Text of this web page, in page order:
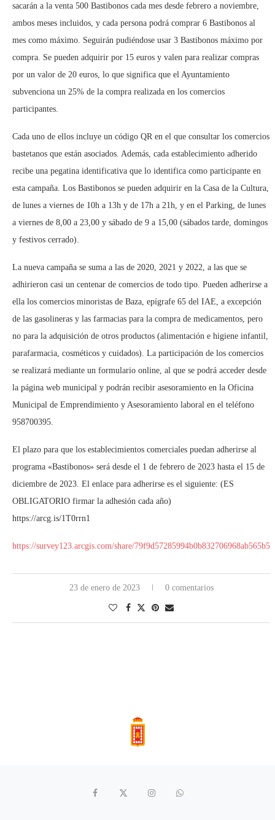
sacarán a la venta 500 Bastibonos cada mes desde febrero a noviembre,
ambos meses incluidos, y cada persona podrá comprar 6 Bastibonos al
mes como máximo. Seguirán pudiéndose usar 3 Bastibonos máximo por
compra. Se pueden adquirir por 15 euros y valen para realizar compras
por un valor de 20 euros, lo que significa que el Ayuntamiento
subvenciona un 25% de la compra realizada en los comercios
participantes.
Cada uno de ellos incluye un código QR en el que consultar los comercios
bastetanos que están asociados. Además, cada establecimiento adherido
recibe una pegatina identificativa que lo identifica como participante en
esta campaña. Los Bastibonos se pueden adquirir en la Casa de la Cultura,
de lunes a viernes de 10h a 13h y de 17h a 21h, y en el Parking, de lunes
a viernes de 8,00 a 23,00 y sábado de 9 a 15,00 (sábados tarde, domingos
y festivos cerrado).
La nueva campaña se suma a las de 2020, 2021 y 2022, a las que se
adhirieron casi un centenar de comercios de todo tipo. Pueden adherirse a
ella los comercios minoristas de Baza, epígrafe 65 del IAE, a excepción
de las gasolineras y las farmacias para la compra de medicamentos, pero
no para la adquisición de otros productos (alimentación e higiene infantil,
parafarmacia, cosméticos y cuidados). La participación de los comercios
se realizará mediante un formulario online, al que se podrá acceder desde
la página web municipal y podrán recibir asesoramiento en la Oficina
Municipal de Emprendimiento y Asesoramiento laboral en el teléfono
958700395.
El plazo para que los establecimientos comerciales puedan adherirse al
programa «Bastibonos» será desde el 1 de febrero de 2023 hasta el 15 de
diciembre de 2023. El enlace para adherirse es el siguiente: (ES
OBLIGATORIO firmar la adhesión cada año)
https://arcg.is/1T0rrn1
https://survey123.arcgis.com/share/79f9d57285994b0b832706968ab565b5
23 de enero de 2023 0 comentarios